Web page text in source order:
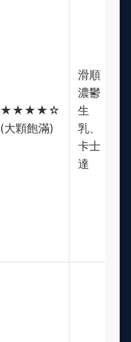
★★★★☆
(大顆飽滿)
滑順
濃鬱
生
乳、
卡士
達